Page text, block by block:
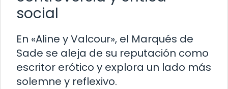
social
En «Aline y Valcour», el Marqués de
Sade se aleja de su reputación como
escritor erótico y explora un lado más
solemne y reflexivo.